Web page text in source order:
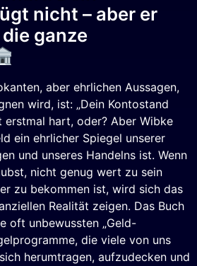
nicht – aber er
ganze
aber ehrlichen Aussagen,
wird, ist: „Dein Kontostand
erstmal hart, oder? Aber Wibke
ein ehrlicher Spiegel unserer
und unseres Handelns ist. Wenn
nicht genug wert zu sein
zu bekommen ist, wird sich das
Realität zeigen. Das Buch
oft unbewussten „Geld-
die viele von uns
herumtragen, aufzudecken und